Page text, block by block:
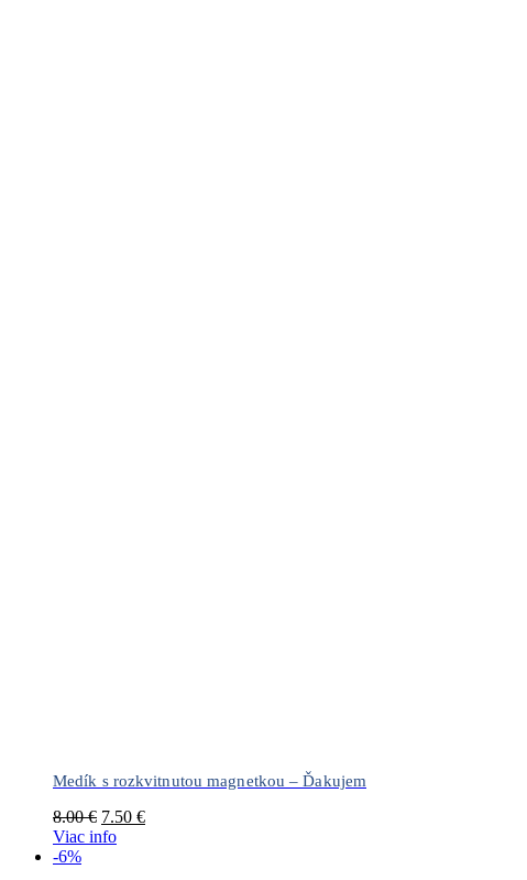
Medík s rozkvitnutou magnetkou – Ďakujem
8.00€ Pôvodná
cena
7.50 €Aktuálna
Viac info
-6%